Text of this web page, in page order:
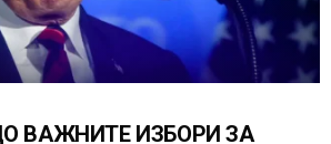
ВАЖНИТЕ ИЗБОРИ ЗА